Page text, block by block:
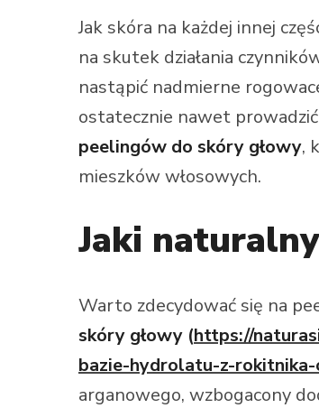
Jak skóra na każdej innej
na skutek działania
nastąpić nadmierne
ostatecznie nawet
peelingów do skóry głowy,
mieszków włosowych.
Jaki
Warto zdecydować się na
skóry głowy (https://
bazie-hydrolatu-z-
arganowego, wzbogacony